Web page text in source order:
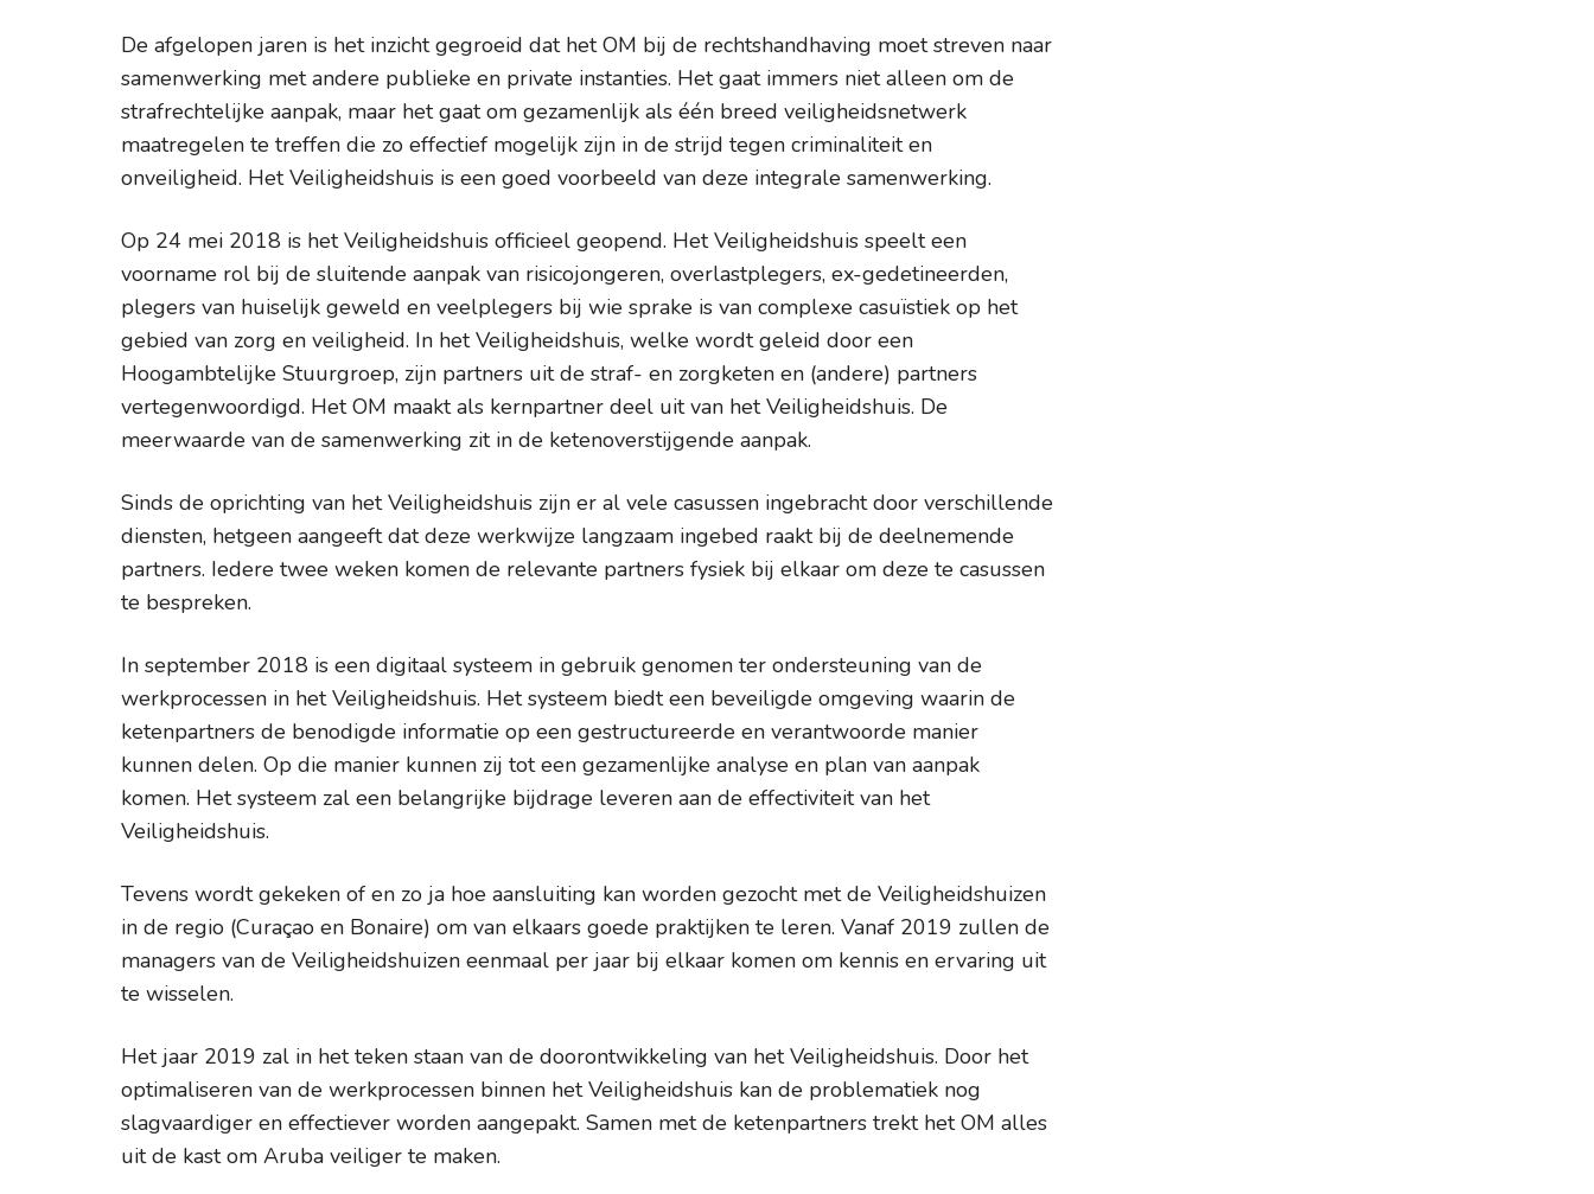
De afgelopen jaren is het inzicht gegroeid dat het OM bij de rechtshandhaving moet streven naar
samenwerking met andere publieke en private instanties. Het gaat immers niet alleen om de
strafrechtelijke aanpak, maar het gaat om gezamenlijk als één breed veiligheidsnetwerk
maatregelen te treffen die zo effectief mogelijk zijn in de strijd tegen criminaliteit en
onveiligheid. Het Veiligheidshuis is een goed voorbeeld van deze integrale samenwerking.
Op 24 mei 2018 is het Veiligheidshuis officieel geopend. Het Veiligheidshuis speelt een
voorname rol bij de sluitende aanpak van risicojongeren, overlastplegers, ex-gedetineerden,
plegers van huiselijk geweld en veelplegers bij wie sprake is van complexe casuïstiek op het
gebied van zorg en veiligheid. In het Veiligheidshuis, welke wordt geleid door een
Hoogambtelijke Stuurgroep, zijn partners uit de straf- en zorgketen en (andere) partners
vertegenwoordigd. Het OM maakt als kernpartner deel uit van het Veiligheidshuis. De
meerwaarde van de samenwerking zit in de ketenoverstijgende aanpak.
Sinds de oprichting van het Veiligheidshuis zijn er al vele casussen ingebracht door verschillende
diensten, hetgeen aangeeft dat deze werkwijze langzaam ingebed raakt bij de deelnemende
partners. Iedere twee weken komen de relevante partners fysiek bij elkaar om deze te casussen
te bespreken.
In september 2018 is een digitaal systeem in gebruik genomen ter ondersteuning van de
werkprocessen in het Veiligheidshuis. Het systeem biedt een beveiligde omgeving waarin de
ketenpartners de benodigde informatie op een gestructureerde en verantwoorde manier
kunnen delen. Op die manier kunnen zij tot een gezamenlijke analyse en plan van aanpak
komen. Het systeem zal een belangrijke bijdrage leveren aan de effectiviteit van het
Veiligheidshuis.
Tevens wordt gekeken of en zo ja hoe aansluiting kan worden gezocht met de Veiligheidshuizen
in de regio (Curaçao en Bonaire) om van elkaars goede praktijken te leren. Vanaf 2019 zullen de
managers van de Veiligheidshuizen eenmaal per jaar bij elkaar komen om kennis en ervaring uit
te wisselen.
Het jaar 2019 zal in het teken staan van de doorontwikkeling van het Veiligheidshuis. Door het
optimaliseren van de werkprocessen binnen het Veiligheidshuis kan de problematiek nog
slagvaardiger en effectiever worden aangepakt. Samen met de ketenpartners trekt het OM alles
uit de kast om Aruba veiliger te maken.